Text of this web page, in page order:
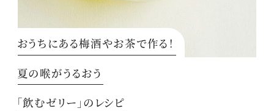
おうちにある梅酒やお茶で作る！
夏の喉がうるおう
「飲むゼリー」のレシピ